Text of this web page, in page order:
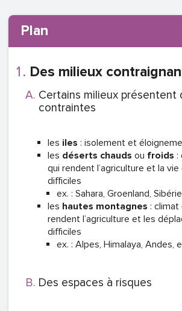
Plan
Des milieux
Certains milieux présentent
contraintes
les iles : isolement et
les déserts chauds ou froids :
qui rendent l’agriculture et la
difficiles
ex. : Sahara, Groenland,
les hautes montagnes :
rendent l’agriculture et les
difficiles
ex. : Alpes, Himalaya, Andes,
Des espaces à risques